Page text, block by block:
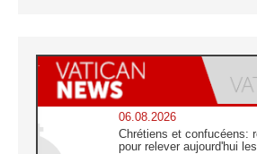
06.08.2026
Chrétiens et confucéens:
pour relever aujourd'hui